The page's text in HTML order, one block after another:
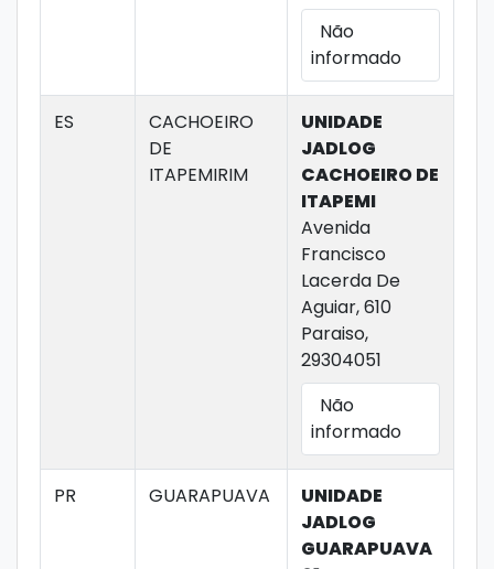
Não
informado
ES
CACHOEIRO
DE
ITAPEMIRIM
UNIDADE
JADLOG
CACHOEIRO DE
ITAPEMI
Avenida
Francisco
Lacerda De
Aguiar, 610
Paraiso,
29304051
Não
informado
PR GUARAPUAVA
UNIDADE
JADLOG
GUARAPUAVA